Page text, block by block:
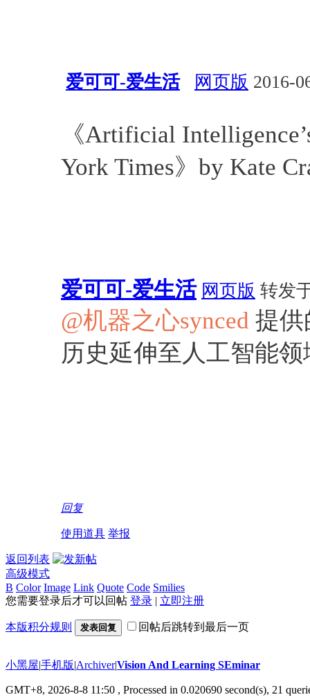
爱可可-爱生活 网页版 2016-
《Artificial
York Times》by Kate
爱可可-爱生活 网页版 转发
@机器之心synced 提供
历史延伸至人工智能领
回复
使用道具 举报
返回列表
高级模式
B Color Image Link Quote Code Smilies
您需要登录后才可以回帖 登录 | 立即注册
本版积分规则 发表回复 回帖后跳转到最后一页
小黑屋|手机版|Archiver|Vision And Learning SEminar
GMT+8, 2026-8-8 11:50 , Processed in 0.020690 second(s), 21